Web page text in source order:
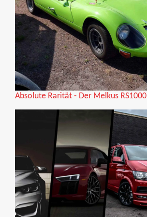
Absolute Rarität - Der Melkus RS1000